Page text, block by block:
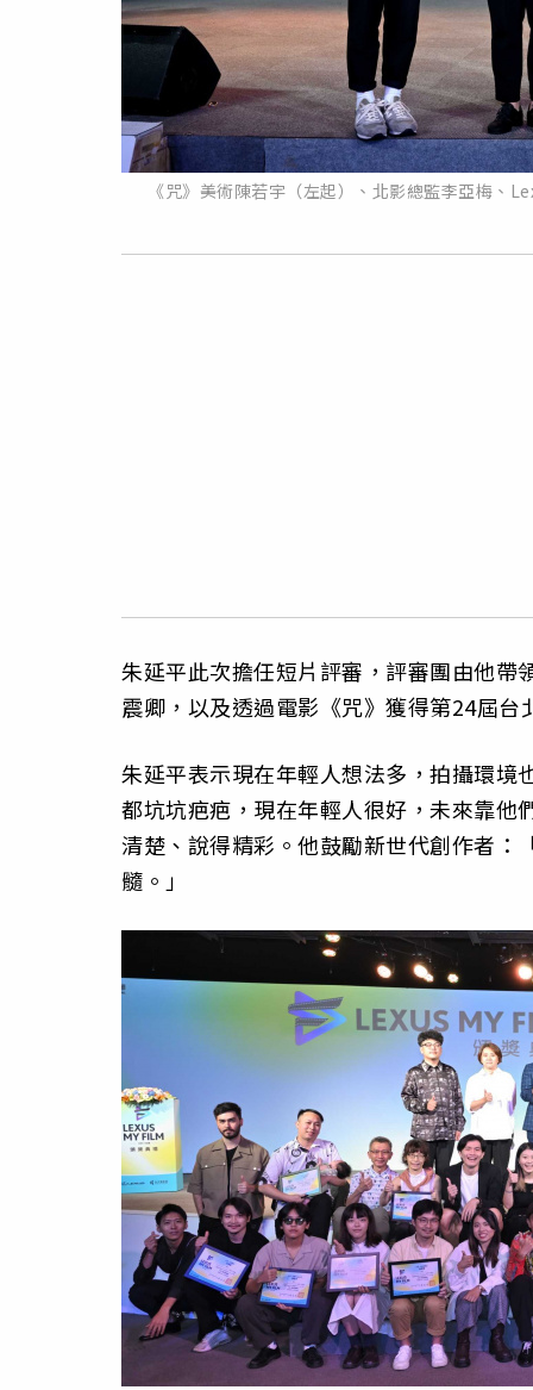
《咒》美術陳若宇（左起）、北影總監李亞梅、
朱延平此次擔任短片評審，評審團由他帶
震卿，以及透過電影《咒》獲得第24屆
朱延平表示現在年輕人想法多，拍攝環境
都坑坑疤疤，現在年輕人很好，未來靠他
清楚、說得精彩。他鼓勵新世代創作者
髓。」